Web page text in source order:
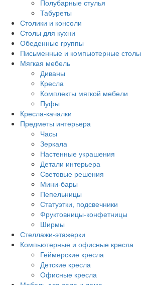
Полубарные стулья
Табуреты
Столики и консоли
Столы для кухни
Обеденные группы
Письменные и компьютерные столы
Мягкая мебель
Диваны
Кресла
Комплекты мягкой мебели
Пуфы
Кресла-качалки
Предметы интерьера
Часы
Зеркала
Настенные украшения
Детали интерьера
Световые решения
Мини-бары
Пепельницы
Статуэтки, подсвечники
Фруктовницы-конфетницы
Ширмы
Стеллажи-этажерки
Компьютерные и офисные кресла
Геймерские кресла
Детские кресла
Офисные кресла